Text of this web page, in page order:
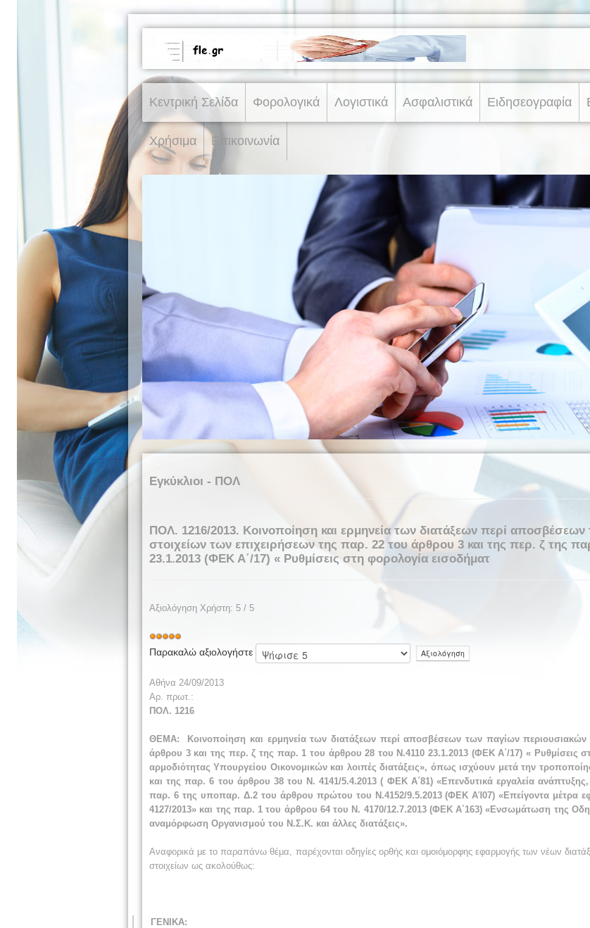
Κεντρική Σελίδα Φορολογικά Λογιστικά Ασφαλιστικά Ειδησεογραφία
Χρήσιμα Επικοινωνία
Εγκύκλιοι - ΠΟΛ
ΠΟΛ. 1216/2013. Κοινοποίηση και ερμηνεία των διατάξεων περί
στοιχείων των επιχειρήσεων της παρ. 22 του άρθρου 3 και της περ. ζ της
23.1.2013 (ΦΕΚ Α΄/17) « Ρυθμίσεις στη φορολογία εισοδήματ
Αξιολόγηση Χρήστη: 5 / 5
Παρακαλώ αξιολογήστε
Αθήνα 24/09/2013
Αρ. πρωτ.:
ΠΟΛ. 1216
ΘΕΜΑ: Κοινοποίηση και ερμηνεία των διατάξεων περί αποσβέσεων των παγίων περιουσιακών
άρθρου 3 και της περ. ζ της παρ. 1 του άρθρου 28 του Ν.4110 23.1.2013 (ΦΕΚ Α΄/17) « Ρυθμίσεις
αρμοδιότητας Υπουργείου Οικονομικών και λοιπές διατάξεις», όπως ισχύουν μετά την
και της παρ. 6 του άρθρου 38 του Ν. 4141/5.4.2013 ( ΦΕΚ Α΄81) «Επενδυτικά εργαλεία
παρ. 6 της υποπαρ. Δ.2 του άρθρου πρώτου του Ν.4152/9.5.2013 (ΦΕΚ ΑΊ07) «Επείγοντα μέτρα
4127/2013» και της παρ. 1 του άρθρου 64 του Ν. 4170/12.7.2013 (ΦΕΚ Α΄163) «Ενσωμάτωση της
αναμόρφωση Οργανισμού του Ν.Σ.Κ. και άλλες διατάξεις».
Αναφορικά με το παραπάνω θέμα, παρέχονται οδηγίες ορθής και ομοιόμορφης εφαρμογής των νέων
στοιχείων ως ακολούθως:
ΓΕΝΙΚΑ: